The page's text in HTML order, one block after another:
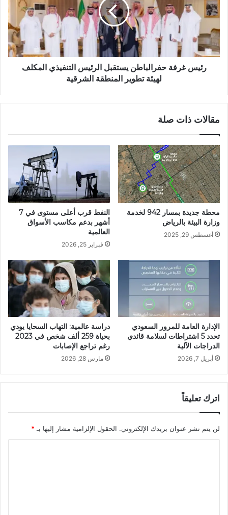
رئيس غرفة حفرالباطن يستقبل الرئيس التنفيذي المكلف
لهيئة تطوير المنطقة الشرقية
مقالات ذات صلة
محطة جديدة بمسار 942 لخدمة
وزارة البيئة بالرياض
أغسطس 29, 2025
النفط قرب أعلى مستوى في 7
أشهر بدعم مكاسب الأسواق
العالمية
فبراير 25, 2026
الإدارة العامة للمرور السعودي
تحدد 5 اشتراطات لسلامة قائدي
الدراجات الآلية
أبريل 7, 2026
دراسة عالمية: التهاب السحايا يودي
بحياة 259 ألف شخص في 2023
رغم تراجع الإصابات
مارس 28, 2026
اترك تعليقاً
لن يتم نشر عنوان بريدك الإلكتروني. الحقول الإلزامية مشار إليها بـ*